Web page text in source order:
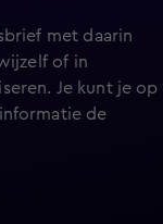
met daarin
of in
Je kunt je op
de